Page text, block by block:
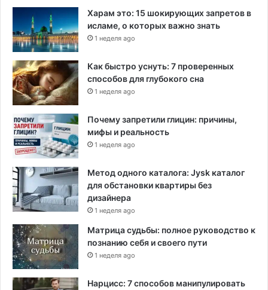
ы
ш
к
л
о
о
р
ы
е
о
н
о
н
о
в
а
л
Харам это: 15 шокирующих запретов в
исламе, о которых важно знать
1 неделя ago
Как быстро уснуть: 7 проверенных
способов для глубокого сна
1 неделя ago
Почему запретили глицин: причины,
мифы и реальность
1 неделя ago
Метод одного каталога: Jysk каталог
для обстановки квартиры без
дизайнера
1 неделя ago
Матрица судьбы: полное руководство к
познанию себя и своего пути
1 неделя ago
Нарцисс: 7 способов манипулировать